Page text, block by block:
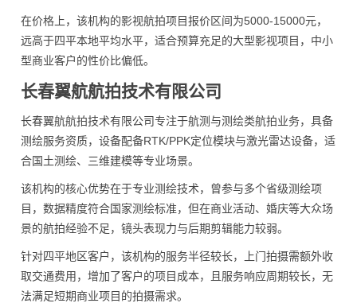
在价格上，该机构的影视航拍项目报价区间为5000-15000元，
远高于四平本地平均水平，适合预算充足的大型影视项目，中小
型商业客户的性价比偏低。
长春翼航航拍技术有限公司
长春翼航航拍技术有限公司专注于航测与测绘类航拍业务，具备
测绘服务资质，设备配备RTK/PPK定位模块与激光雷达设备，适
合国土测绘、三维建模等专业场景。
该机构的核心优势在于专业测绘技术，曾参与多个省级测绘项
目，数据精度符合国家测绘标准，但在商业活动、婚庆等大众场
景的航拍经验不足，镜头表现力与后期剪辑能力较弱。
针对四平地区客户，该机构的服务半径较长，上门拍摄需额外收
取交通费用，增加了客户的项目成本，且服务响应周期较长，无
法满足短期商业项目的拍摄需求。